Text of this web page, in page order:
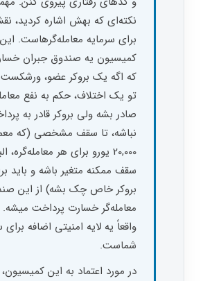
نکته‌ای که بهش اشاره کردید،
برای سرمایه معامله‌گرهاست. این
کمیسیون یه صندوق جبران
که اگه یک بروکر عضو،
تو یک اختلاف، حکم به نفع
صادر بشه ولی بروکر قادر به
نباشه، تا سقف مشخصی (که
20,000 یورو برای هر معامله‌گره،
سقف ممکنه متغیر باشه و باید
بروکر خاص چک بشه) از این
معامله‌گر خسارت پرداخت میشه.
واقعاً یه لایه امنیتی اضافه برای
شماست.
در مورد اعتماد به این کمیسیون،